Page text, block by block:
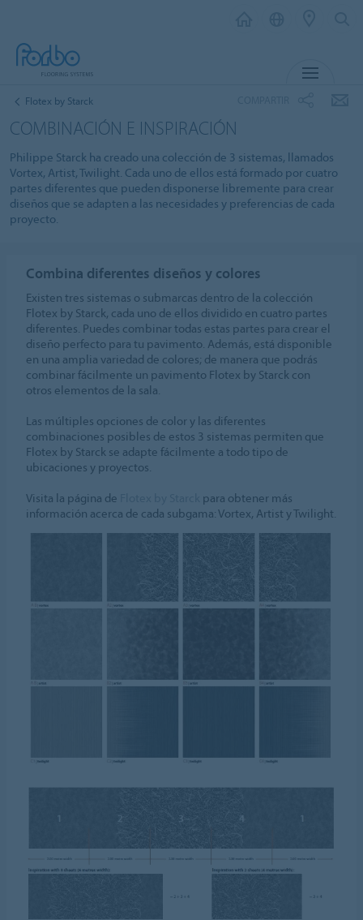
Flotex by Starck
COMBINACIÓN E INSPIRACIÓN
Philippe Starck ha creado una colección de 3 sistemas, llamados
Vortex, Artist, Twilight. Cada uno de ellos está formado por cuatro
partes diferentes que pueden disponerse libremente para crear
diseños que se adapten a las necesidades y preferencias de cada
proyecto.
Combina diferentes diseños y colores
Existen tres sistemas o submarcas dentro de la colección
Flotex by Starck, cada uno de ellos dividido en cuatro partes
diferentes. Puedes combinar todas estas partes para crear el
diseño perfecto para tu pavimento. Además, está disponible
en una amplia variedad de colores; de manera que podrás
combinar fácilmente un pavimento Flotex by Starck con
otros elementos de la sala.
Las múltiples opciones de color y las diferentes
combinaciones posibles de estos 3 sistemas permiten que
Flotex by Starck se adapte fácilmente a todo tipo de
ubicaciones y proyectos.
Visita la página de
para obtener más
información acerca de cada subgama: Vortex, Artist y Twilight.